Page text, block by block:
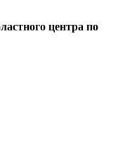
центра по